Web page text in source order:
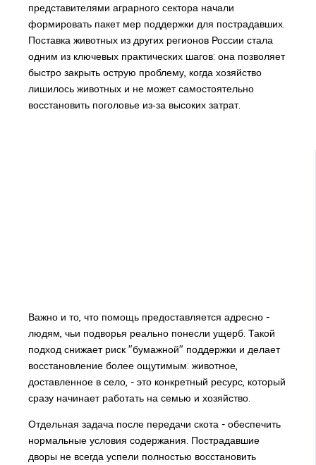
представителями аграрного сектора начали
формировать пакет мер поддержки для пострадавших.
Поставка животных из других регионов России стала
одним из ключевых практических шагов: она позволяет
быстро закрыть острую проблему, когда хозяйство
лишилось животных и не может самостоятельно
восстановить поголовье из‑за высоких затрат.
Важно и то, что помощь предоставляется адресно -
людям, чьи подворья реально понесли ущерб. Такой
подход снижает риск "бумажной" поддержки и делает
восстановление более ощутимым: животное,
доставленное в село, - это конкретный ресурс, который
сразу начинает работать на семью и хозяйство.
Отдельная задача после передачи скота - обеспечить
нормальные условия содержания. Пострадавшие
дворы не всегда успели полностью восстановить